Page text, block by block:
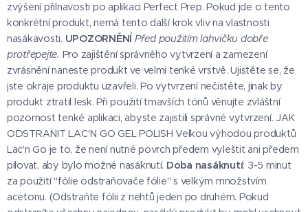
zvýšení přilnavosti po aplikaci Perfect Prep. Pokud jde o tento
konkrétní produkt, nemá tento další krok vliv na vlastnosti
nasákavosti. UPOZORNĚNÍ Před použitím lahvičku dobře
protřepejte. Pro zajištění správného vytvrzení a zamezení
zvrásnění naneste produkt ve velmi tenké vrstvě. Ujistěte se, že
jste okraje produktu uzavřeli. Po vytvrzení nečistěte, jinak by
produkt ztratil lesk. Při použití tmavších tónů věnujte zvláštní
pozornost tenké aplikaci, abyste zajistili správné vytvrzení. JAK
ODSTRANIT LAC'N GO GEL POLISH Velkou výhodou produktů
Lac'n Go je to, že není nutné povrch předem vyleštit ani předem
pilovat, aby bylo možné nasáknutí. Doba nasáknutí: 3-5 minut
za použití "fólie odstraňovače fólie" s velkým množstvím
acetonu. (Odstraňte fólii z nehtů jeden po druhém. Pokud